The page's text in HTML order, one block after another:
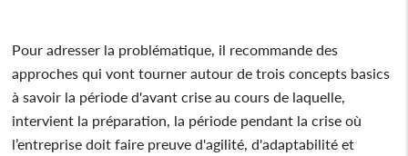
Pour adresser la problématique, il recommande des
approches qui vont tourner autour de trois concepts basics
à savoir la période d'avant crise au cours de laquelle,
intervient la préparation, la période pendant la crise où
l’entreprise doit faire preuve d'agilité, d'adaptabilité et